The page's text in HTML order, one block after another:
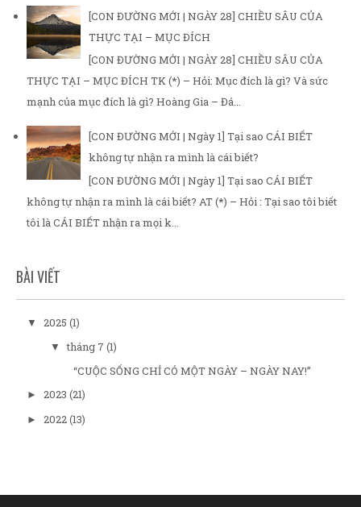
[CON ĐƯỜNG MỚI | NGÀY 28] CHIỀU SÂU CỦA
THỰC TẠI – MỤC ĐÍCH
[CON ĐƯỜNG MỚI | NGÀY 28] CHIỀU SÂU CỦA
THỰC TẠI – MỤC ĐÍCH TK (*) – Hỏi: Mục đích là gì? Và sức
mạnh của mục đích là gì? Hoàng Gia – Đá...
[CON ĐƯỜNG MỚI | Ngày 1] Tại sao CÁI BIẾT
không tự nhận ra mình là cái biết?
[CON ĐƯỜNG MỚI | Ngày 1] Tại sao CÁI BIẾT
không tự nhận ra mình là cái biết? AT (*) – Hỏi : Tại sao tôi biết
tôi là CÁI BIẾT nhận ra mọi k...
BÀI VIẾT
▼ 2025 (1)
▼tháng 7 (1)
“CUỘC SỐNG CHỈ CÓ MỘT NGÀY – NGÀY NAY!”
► 2023 (21)
► 2022(13)